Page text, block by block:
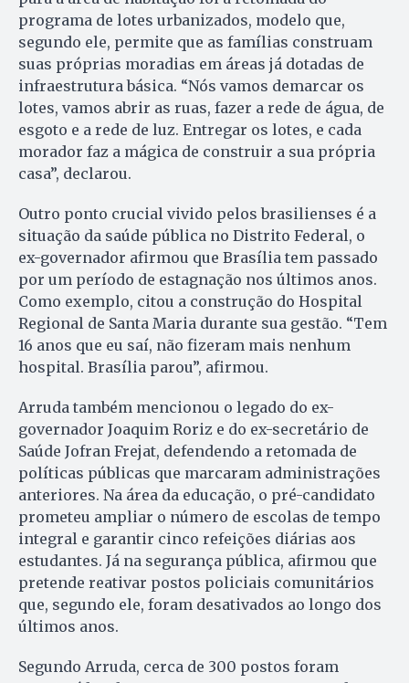
programa de lotes urbanizados, modelo que,
segundo ele, permite que as famílias construam
suas próprias moradias em áreas já dotadas de
infraestrutura básica. “Nós vamos demarcar os
lotes, vamos abrir as ruas, fazer a rede de água, de
esgoto e a rede de luz. Entregar os lotes, e cada
morador faz a mágica de construir a sua própria
casa”, declarou.
Outro ponto crucial vivido pelos brasilienses é a
situação da saúde pública no Distrito Federal, o
ex-governador afirmou que Brasília tem passado
por um período de estagnação nos últimos anos.
Como exemplo, citou a construção do Hospital
Regional de Santa Maria durante sua gestão. “Tem
16 anos que eu saí, não fizeram mais nenhum
hospital. Brasília parou”, afirmou.
Arruda também mencionou o legado do ex-
governador Joaquim Roriz e do ex-secretário de
Saúde Jofran Frejat, defendendo a retomada de
políticas públicas que marcaram administrações
anteriores. Na área da educação, o pré-candidato
prometeu ampliar o número de escolas de tempo
integral e garantir cinco refeições diárias aos
estudantes. Já na segurança pública, afirmou que
pretende reativar postos policiais comunitários
que, segundo ele, foram desativados ao longo dos
últimos anos.
Segundo Arruda, cerca de 300 postos foram